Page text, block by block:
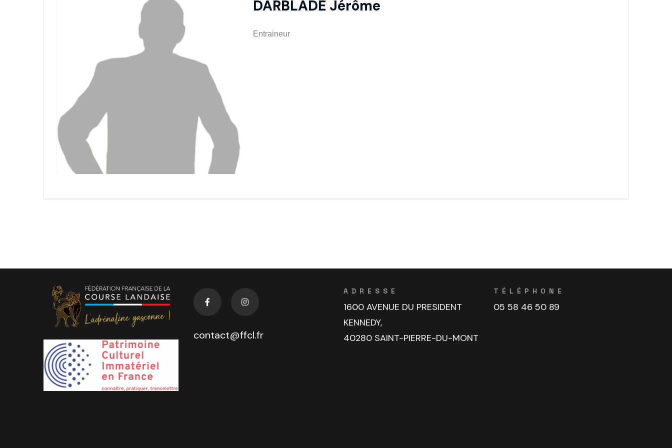
DARBLADE Jérôme
Entraineur
contact@ffcl.fr
ADRESSE
1600 AVENUE DU PRESIDENT
KENNEDY,
40280 SAINT-PIERRE-DU-MONT
TÉLÉPHONE
05 58 46 50 89